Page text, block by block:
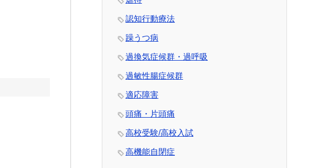
認知行動療法
躁うつ病
過換気症候群・過呼吸
過敏性腸症候群
適応障害
頭痛・片頭痛
高校受験/高校入試
高機能自閉症